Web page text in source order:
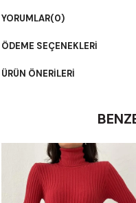
YORUMLAR(0)
ÖDEME SEÇENEKLERI
ÜRÜN ÖNERILERI